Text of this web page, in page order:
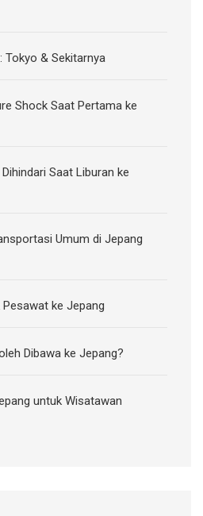
Tokyo & Sekitarnya
Shock Saat Pertama ke
Saat Liburan ke
Umum di Jepang
ke Jepang
Dibawa ke Jepang?
untuk Wisatawan